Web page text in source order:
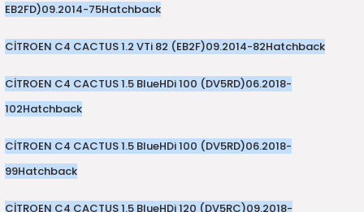
EB2FD)09.2014-75Hatchback
CİTROEN C4 CACTUS 1.2 VTi 82 (EB2F)09.2014-82Hatchback
CİTROEN C4 CACTUS 1.5 BlueHDi 100 (DV5RD)06.2018-
102Hatchback
CİTROEN C4 CACTUS 1.5 BlueHDi 100 (DV5RD)06.2018-
99Hatchback
CİTROEN C4 CACTUS 1.5 BlueHDi 120 (DV5RC)09.2018-